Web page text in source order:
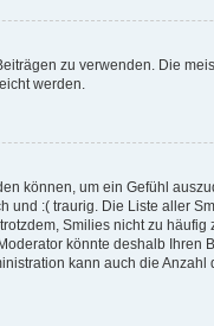
zu verwenden. Die
werden.
können, um ein Gefühl
und :( traurig. Die Liste aller
Smilies nicht zu
könnte deshalb Ihren
kann auch die